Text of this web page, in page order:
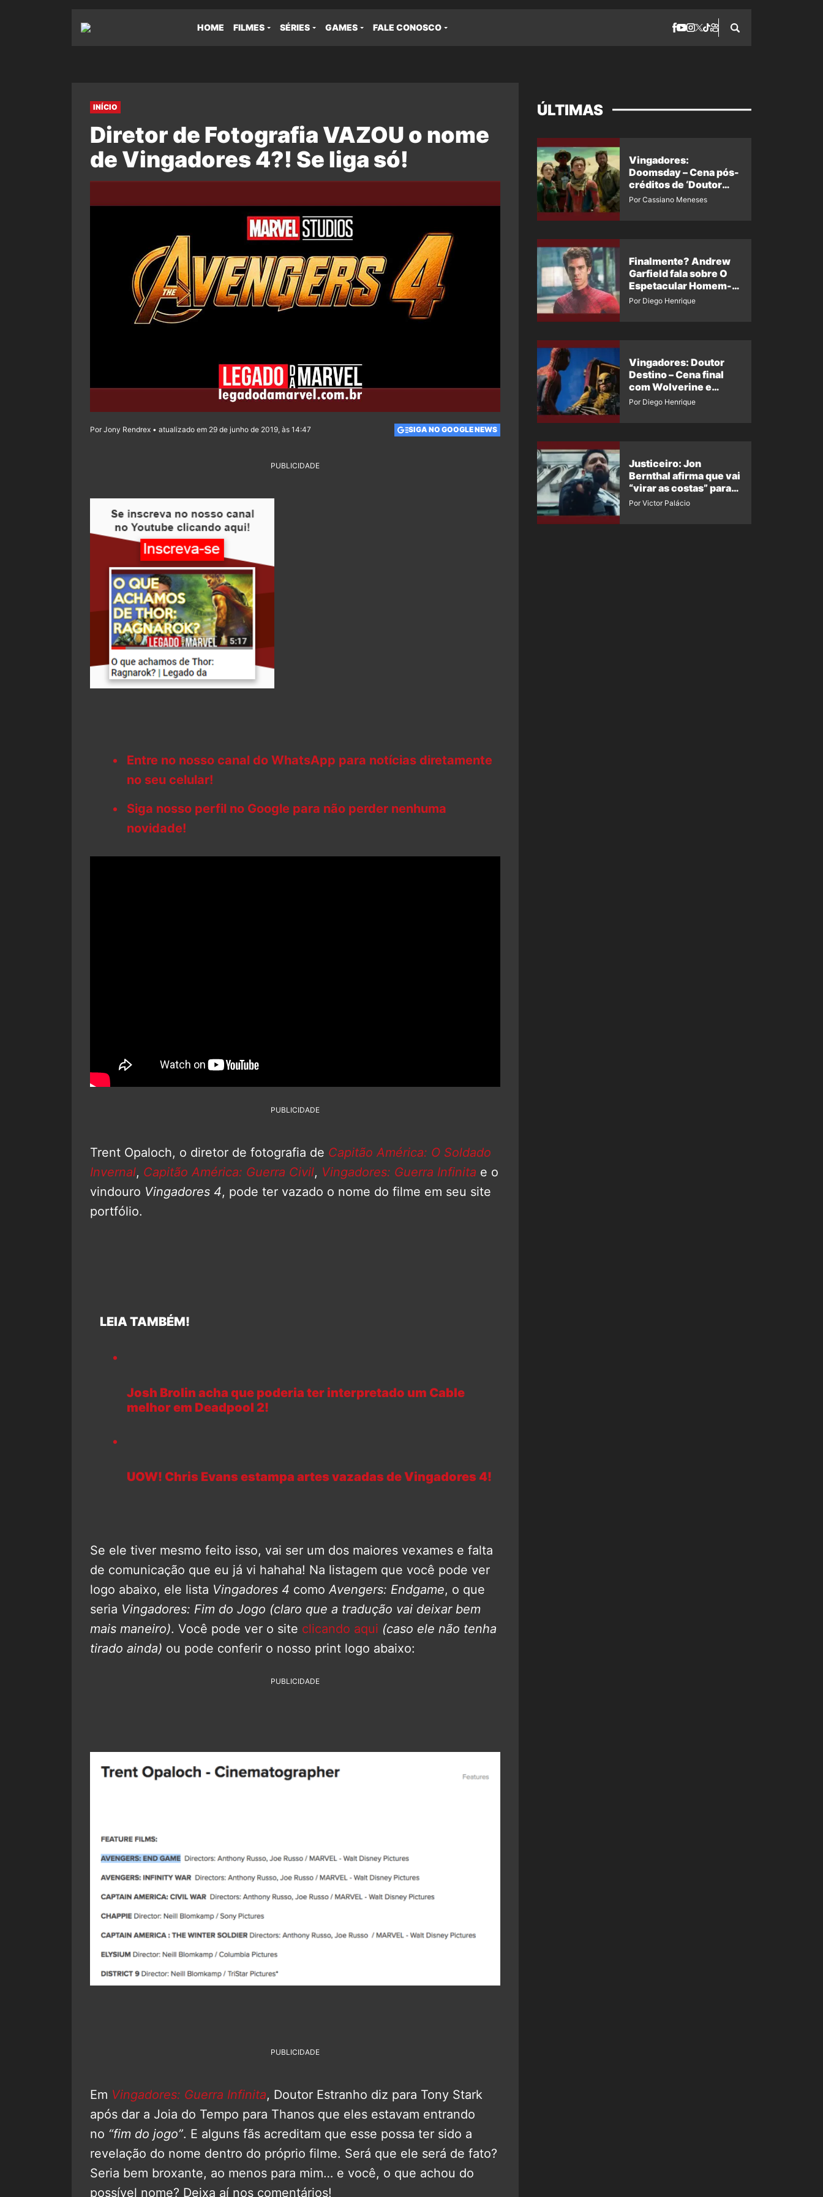
HOME FILMES SÉRIES GAMES FALE CONOSCO
INÍCIO
Diretor de Fotografia VAZOU o nome
de Vingadores 4?! Se liga só!
Por Jony Rendrex • atualizado em 29 de junho de 2019, às 14:47 SIGA NO GOOGLE NEWS
PUBLICIDADE
Entre no nosso canal do WhatsApp para notícias diretamente
no seu celular!
Siga nosso perfil no Google para não perder nenhuma
novidade!
PUBLICIDADE
Trent Opaloch, o diretor de fotografia de Capitão América: O Soldado
Invernal, Capitão América: Guerra Civil, Vingadores: Guerra Infinita e o
vindouro Vingadores 4, pode ter vazado o nome do filme em seu site
portfólio.
LEIA TAMBÉM!
Josh Brolin acha que poderia ter interpretado um Cable
melhor em Deadpool 2!
UOW! Chris Evans estampa artes vazadas de Vingadores 4!
Se ele tiver mesmo feito isso, vai ser um dos maiores vexames e falta
de comunicação que eu já vi hahaha! Na listagem que você pode ver
logo abaixo, ele lista Vingadores 4 como Avengers: Endgame, o que
seria Vingadores: Fim do Jogo (claro que a tradução vai deixar bem
mais maneiro). Você pode ver o site clicando aqui (caso ele não tenha
tirado ainda) ou pode conferir o nosso print logo abaixo:
PUBLICIDADE
PUBLICIDADE
Em Vingadores: Guerra Infinita, Doutor Estranho diz para Tony Stark
após dar a Joia do Tempo para Thanos que eles estavam entrando
no “fim do jogo”. E alguns fãs acreditam que esse possa ter sido a
revelação do nome dentro do próprio filme. Será que ele será de fato?
Seria bem broxante, ao menos para mim… e você, o que achou do
possível nome? Deixa aí nos comentários!
ÚLTIMAS
Vingadores:
Doomsday – Cena pós-
créditos de ‘Doutor
Destino’ é revelada
Por Cassiano Meneses
Finalmente? Andrew
Garfield fala sobre O
Espetacular Homem-
Aranha 3
Por Diego Henrique
Vingadores: Doutor
Destino – Cena final
com Wolverine e
Homem-Aranha de
Por Diego Henrique
Justiceiro: Jon
Bernthal afirma que vai
“virar as costas” para
os fãs
Por Victor Palácio